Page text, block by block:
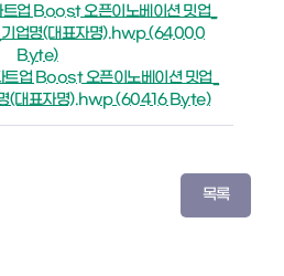
업 Boost 오픈이노베이션 밋업_
기업명(대표자명).hwp (64000
Byte)
업 Boost 오픈이노베이션 밋업_
명(대표자명).hwp (60416 Byte)